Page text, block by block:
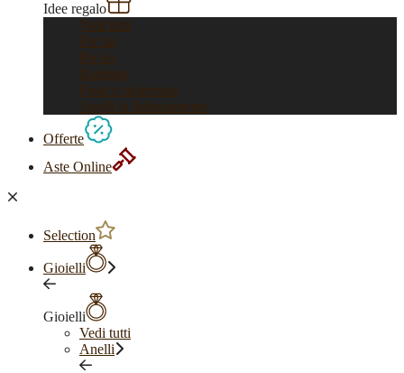
Idee regalo
Vedi tutti
Per lui
Per lei
Bambini
Feste e ricorrenze
Anelli di fidanzamento
Offerte
Aste Online
Selection
Gioielli
Gioielli
Vedi tutti
Anelli